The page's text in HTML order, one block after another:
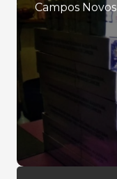
Campos Novos